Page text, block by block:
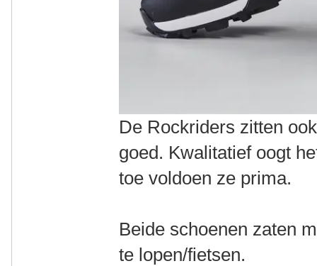
De Rockriders zitten
goed. Kwalitatief oogt
toe voldoen ze prima.
Beide schoenen zaten
te lopen/fietsen.